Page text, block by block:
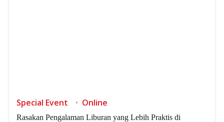
Special Event Online
Rasakan Pengalaman Liburan yang Lebih Praktis di